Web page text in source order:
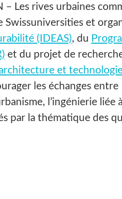
– Les rives urbaines
et
(IDEAS), du
et du projet de
et
les échanges entre
l’ingénierie liée
par la thématique des